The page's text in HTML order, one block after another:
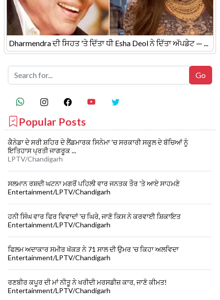
Dharmendra ਦੀ ਸਿਹਤ 'ਤੇ ਦਿੱਤਾ ਧੀ Esha Deol ਨੇ ਦਿੱਤਾ ਅੱਪਡੇਟ — ...
Popular Posts
ਕੈਨੇਡਾ ਦੇ ਸਰੀ ਸ਼ਹਿਰ ਦੇ ਲੈਂਡਮਾਰਕ ਸਿਨੇਮਾ 'ਚ ਸਰਕਾਰੀ ਸਕੂਲ ਦੇ ਬੱਚਿਆਂ ਨੂੰ
ਇਤਿਹਾਸ ਪ੍ਰਤੀ ਜਾਗਰੂਕ ...
LPTV/Chandigarh
ਸਲਮਾਨ ਰਸ਼ਦੀ ਘਟਨਾ ਮਗਰੋਂ ਪਹਿਲੀ ਵਾਰ ਜਨਤਕ ਤੌਰ 'ਤੇ ਆਏ ਸਾਹਮਣੇ
Entertainment/LPTV/Chandigarh
ਹਨੀ ਸਿੰਘ ਵਾਰ ਫਿਰ ਵਿਵਾਦਾਂ 'ਚ ਘਿਰੇ, ਜਾਣੋ ਕਿਸ ਨੇ ਕਰਵਾਈ ਸ਼ਿਕਾਇਤ
Entertainment/LPTV/Chandigarh
ਫਿਲਮ ਅਦਾਕਾਰ ਸਮੀਰ ਖੱਕੜ ਨੇ 71 ਸਾਲ ਦੀ ਉਮਰ 'ਚ ਕਿਹਾ ਅਲਵਿਦਾ
Entertainment/LPTV/Chandigarh
ਰਣਬੀਰ ਕਪੂਰ ਦੀ ਮਾਂ ਨੀਤੂ ਨੇ ਖਰੀਦੀ ਮਰਸਡੀਜ਼ ਕਾਰ, ਜਾਣੋ ਕੀਮਤ!
Entertainment/LPTV/Chandigarh